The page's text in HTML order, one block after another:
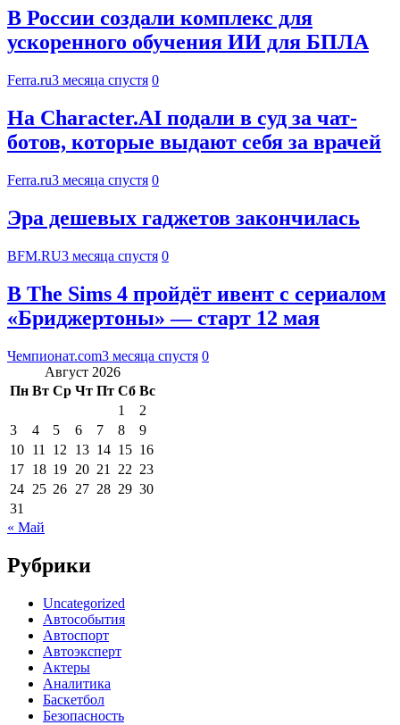
В России создали комплекс для
ускоренного обучения ИИ для БПЛА
Ferra.ru3 месяца спустя 0
На Character.AI подали в суд за чат-
ботов, которые выдают себя за врачей
Ferra.ru3 месяца спустя 0
Эра дешевых гаджетов закончилась
BFM.RU3 месяца спустя 0
В The Sims 4 пройдёт ивент с сериалом
«Бриджертоны» — старт 12 мая
Чемпионат.com3 месяца спустя 0
Август 2026
Пн Вт Ср Чт Пт Сб Вс
1
2
3
4 5 6 7 8
9
10 11 12 13 14 15 16
17 18 19 20 21 22 23
24 25 26 27 28 29 30
31
« Май
Рубрики
Uncategorized
Автособытия
Автоспорт
Автоэксперт
Актеры
Аналитика
Баскетбол
Безопасность